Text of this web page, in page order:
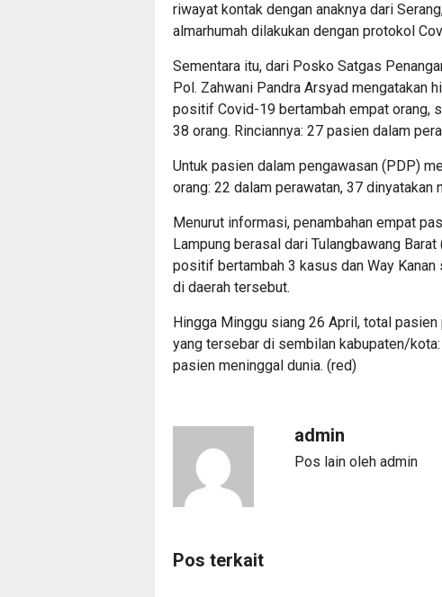
riwayat kontak dengan anaknya dari
almarhumah dilakukan dengan protokol
Sementara itu, dari Posko Satgas
Pol. Zahwani Pandra Arsyad mengatakan
positif Covid-19 bertambah empat orang,
38 orang. Rinciannya: 27 pasien dalam
Untuk pasien dalam pengawasan (PDP)
orang: 22 dalam perawatan, 37 dinyatakan
Menurut informasi, penambahan empat
Lampung berasal dari Tulangbawang Barat
positif bertambah 3 kasus dan Way
di daerah tersebut.
Hingga Minggu siang 26 April, total
yang tersebar di sembilan kabupaten/
pasien meninggal dunia. (red)
admin
Pos lain oleh admin
Pos terkait